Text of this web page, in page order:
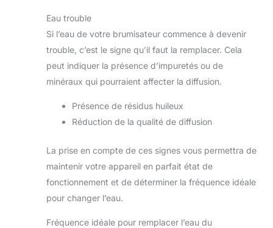
Eau trouble
Si l’eau de votre brumisateur commence à devenir
trouble, c’est le signe qu’il faut la remplacer. Cela
peut indiquer la présence d’impuretés ou de
minéraux qui pourraient affecter la diffusion.
Présence de résidus huileux
Réduction de la qualité de diffusion
La prise en compte de ces signes vous permettra de
maintenir votre appareil en parfait état de
fonctionnement et de déterminer la fréquence idéale
pour changer l’eau.
Fréquence idéale pour remplacer l’eau du